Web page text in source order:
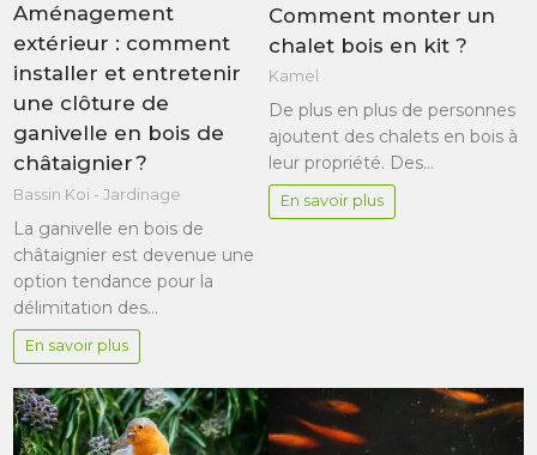
Aménagement
extérieur : comment
installer et entretenir
une clôture de
ganivelle en bois de
châtaignier ?
Bassin Koi - Jardinage
La ganivelle en bois de
châtaignier est devenue une
option tendance pour la
délimitation des…
En savoir plus
Comment monter un
chalet bois en kit ?
Kamel
De plus en plus de personnes
ajoutent des chalets en bois à
leur propriété. Des…
En savoir plus